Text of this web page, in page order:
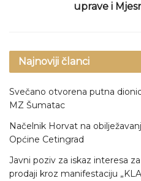
uprave i
Najnoviji članci
Svečano otvorena putna
MZ Šumatac
Načelnik Horvat na
Općine Cetingrad
Javni poziv za iskaz interesa
prodaji kroz manifestaciju